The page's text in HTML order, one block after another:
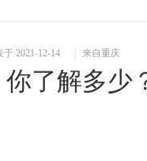
于 2021-12-14 来自重庆
了解多少